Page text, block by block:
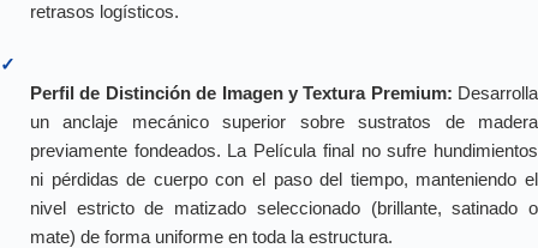
retrasos logísticos.
✓
Perfil de Distinción de Imagen y Textura Premium: Desarrolla
un anclaje mecánico superior sobre sustratos de madera
previamente fondeados. La Película final no sufre hundimientos
ni pérdidas de cuerpo con el paso del tiempo, manteniendo el
nivel estricto de matizado seleccionado (brillante, satinado o
mate) de forma uniforme en toda la estructura.